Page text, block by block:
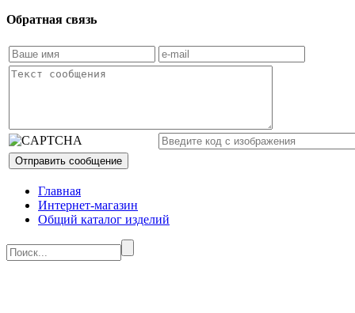
Обратная связь
Главная
Интернет-магазин
Общий каталог изделий